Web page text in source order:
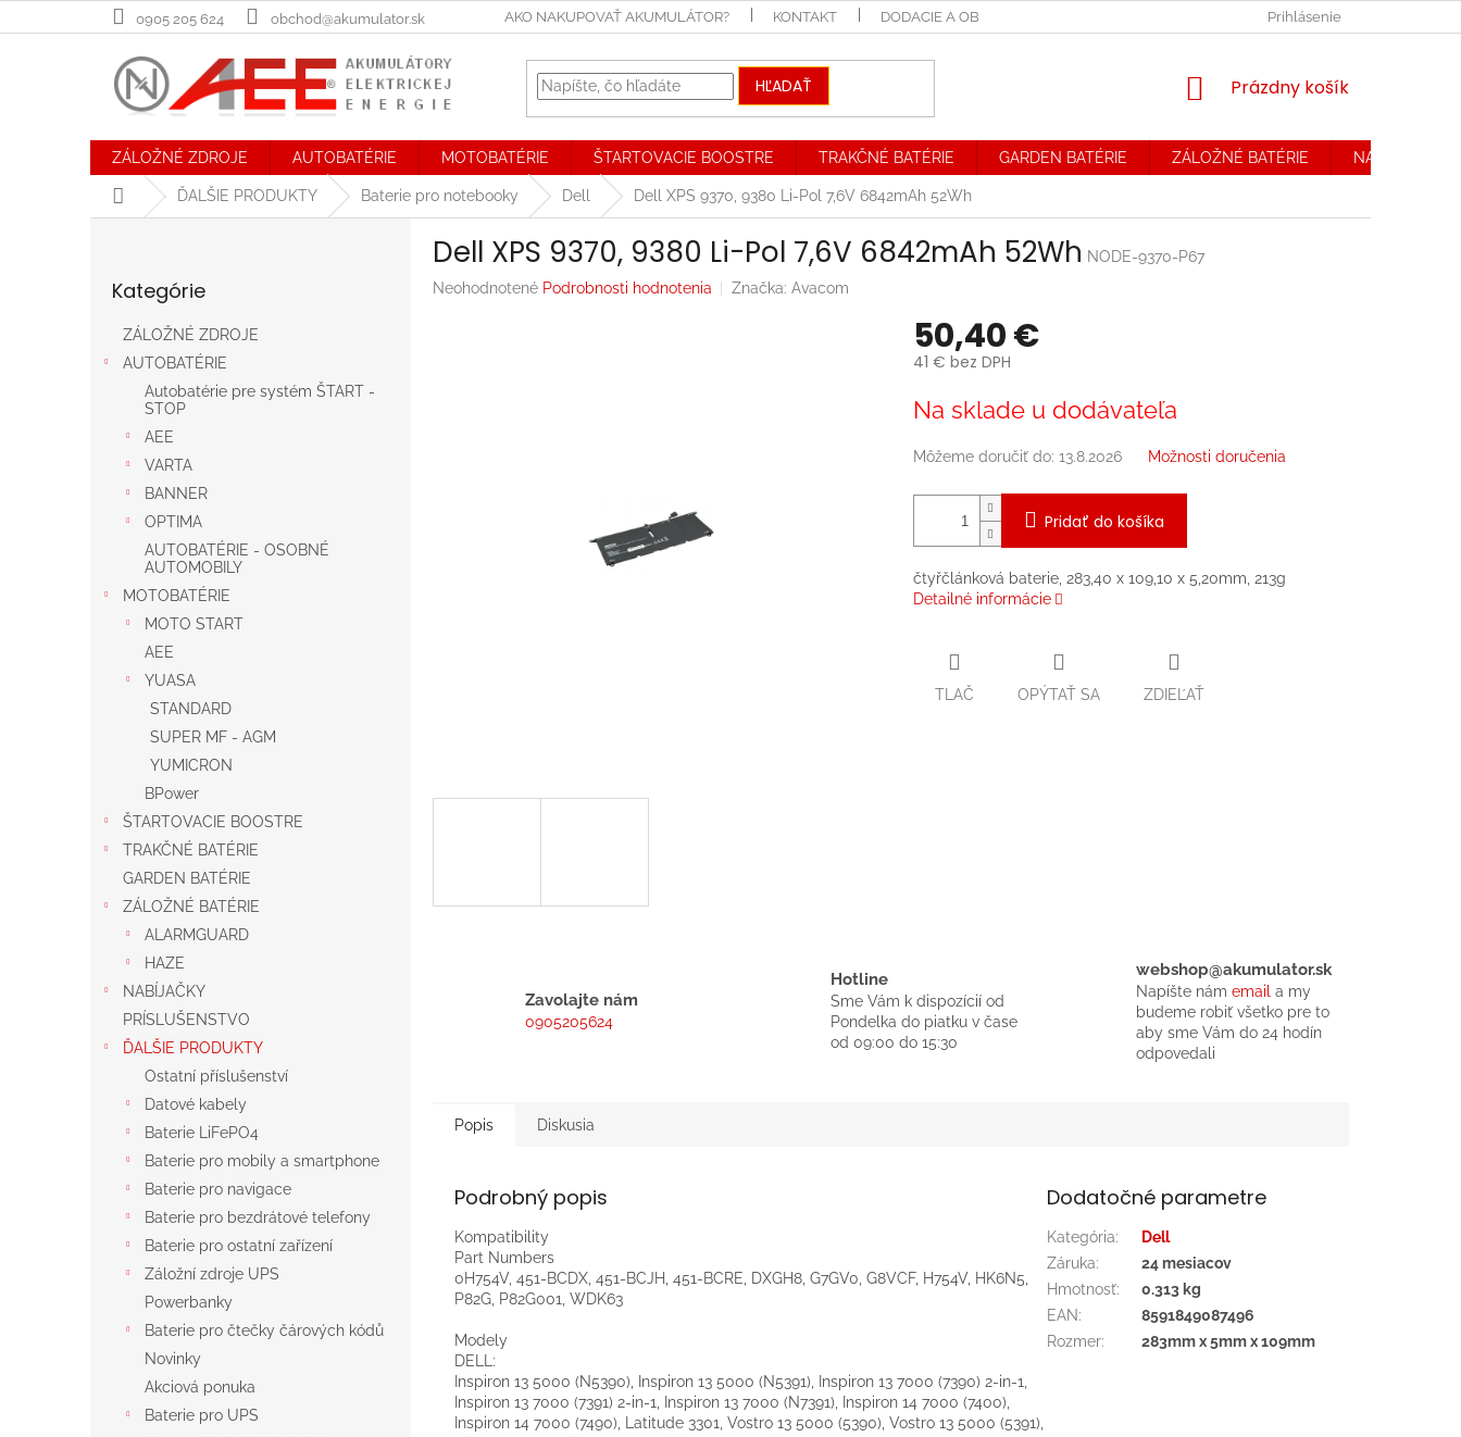
na
0905 205 624 obchod@akumulator.sk AKO NAKUPOVAŤ AKUMULÁTOR? KONTAKT DODACIE A OBCHODNÉ PODMIENKY. REKLAMAČNÝ PORIADOKPrihlásenie
HĽADAŤ
NÁKUPNÝ
Prázdny košík
ZÁLOŽNÉ ZDROJE AUTOBATÉRIE MOTOBATÉRIE ŠTARTOVACIE BOOSTRE TRAKČNÉ BATÉRIE GARDEN BATÉRIE ZÁLOŽNÉ BATÉRIE NABÍJAČKY
DomovĎALŠIE PRODUKTY Baterie pro notebooky Dell Dell XPS 9370, 9380 Li-Pol 7,6V 6842mAh 52Wh
kategórie
Kategórie
ZÁLOŽNÉ ZDROJE
AUTOBATÉRIE
Autobatérie pre systém ŠTART -
STOP
AEE
VARTA
BANNER
OPTIMA
AUTOBATÉRIE - OSOBNÉ
AUTOMOBILY
MOTOBATÉRIE
MOTO START
AEE
YUASA
STANDARD
SUPER MF - AGM
YUMICRON
BPower
ŠTARTOVACIE BOOSTRE
TRAKČNÉ BATÉRIE
GARDEN BATÉRIE
ZÁLOŽNÉ BATÉRIE
ALARMGUARD
HAZE
NABÍJAČKY
PRÍSLUŠENSTVO
ĎALŠIE PRODUKTY
Ostatní příslušenství
Datové kabely
Baterie LiFePO4
Baterie pro mobily a smartphone
Baterie pro navigace
Baterie pro bezdrátové telefony
Baterie pro ostatní zařízení
Záložní zdroje UPS
Powerbanky
Baterie pro čtečky čárových kódů
Novinky
Akciová ponuka
Baterie pro UPS
Dell XPS 9370, 9380 Li-Pol 7,6V 6842mAh 52Wh NODE-9370-P67
Priemerné
Neohodnotené Podrobnosti hodnotenia Značka: Avacom
50,40 €
41 € bez DPH
cena:
Na sklade u dodávateľa
Môžeme doručiť do: 13.8.2026 Možnosti doručenia
Pridať do košíka
čtyřčlánková baterie, 283,40 x 109,10 x 5,20mm, 213g
Detailné informácie
TLAČ OPÝTAŤ SA ZDIEĽAŤ
Zavolajte nám
0905205624
Hotline
Sme Vám k dispozícií od
Pondelka do piatku v čase
od 09:00 do 15:30
webshop@akumulator.sk
Napíšte nám email a my
budeme robiť všetko pre to
aby sme Vám do 24 hodín
odpovedali
Popis Diskusia
Podrobný popis
Kompatibility
Part Numbers
0H754V, 451-BCDX, 451-BCJH, 451-BCRE, DXGH8, G7GV0, G8VCF, H754V, HK6N5,
P82G, P82G001, WDK63
Modely
DELL:
Inspiron 13 5000 (N5390), Inspiron 13 5000 (N5391), Inspiron 13 7000 (7390) 2-in-1,
Inspiron 13 7000 (7391) 2-in-1, Inspiron 13 7000 (N7391), Inspiron 14 7000 (7400),
Inspiron 14 7000 (7490), Latitude 3301, Vostro 13 5000 (5390), Vostro 13 5000 (5391),
Dodatočné parametre
Kategória:
Dell
Záruka:
24 mesiacov
Hmotnosť:
0.313 kg
EAN:
8591849087496
Rozmer: 283mm x 5mm x 109mm